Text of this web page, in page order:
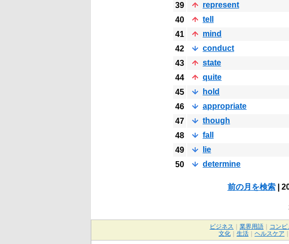
39
represent
40
tell
41
mind
42
conduct
43
state
44
quite
45
hold
46
appropriate
47
though
48
fall
49
lie
50
determine
前の月を検索|
ビジネス 業界用語 コンピ
文化
生活 ヘルスケア